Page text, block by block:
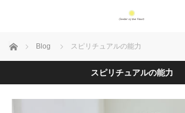
Home Blog スピリチュアルの能力
スピリチュアルの能力